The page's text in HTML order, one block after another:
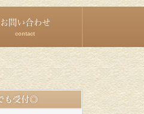
お問い合わせ
contact